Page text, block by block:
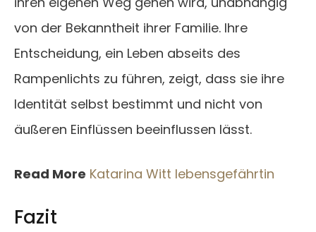
von der Bekanntheit ihrer Familie. Ihre
Entscheidung, ein Leben abseits des
Rampenlichts zu führen, zeigt, dass sie ihre
Identität selbst bestimmt und nicht von
äußeren Einflüssen beeinflussen lässt.
Read More Katarina Witt lebensgefährtin
Fazit